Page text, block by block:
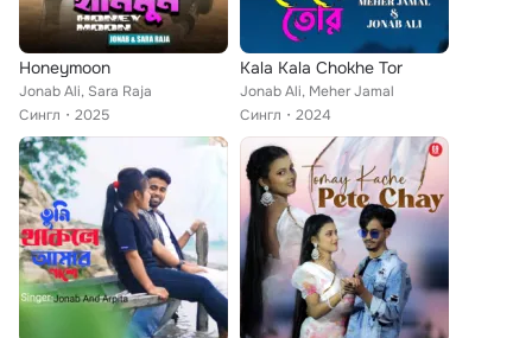
Honeymoon
Jonab Ali, Sara Raja
Сингл
2025
Kala Kala Chokhe Tor
Jonab Ali, Meher Jamal
Сингл
2024